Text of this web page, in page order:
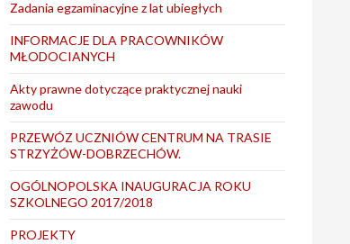
Zadania egzaminacyjne z lat ubiegłych
INFORMACJE DLA PRACOWNIKÓW
MŁODOCIANYCH
Akty prawne dotyczące praktycznej nauki
zawodu
PRZEWÓZ UCZNIÓW CENTRUM NA TRASIE
STRZYŻÓW-DOBRZECHÓW.
OGÓLNOPOLSKA INAUGURACJA ROKU
SZKOLNEGO 2017/2018
PROJEKTY